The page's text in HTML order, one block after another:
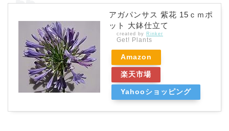
アガパンサス 紫花 15ｃｍポ
ット 大鉢仕立て
created by Rinker
Get! Plants
Amazon
楽天市場
Yahooショッピング